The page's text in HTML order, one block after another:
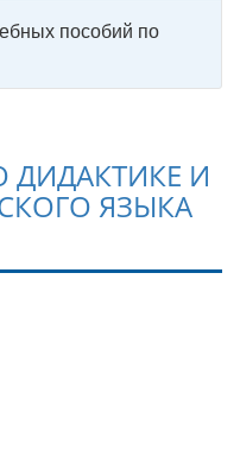
пособий по
ДИДАКТИКЕ И
ЯЗЫКА